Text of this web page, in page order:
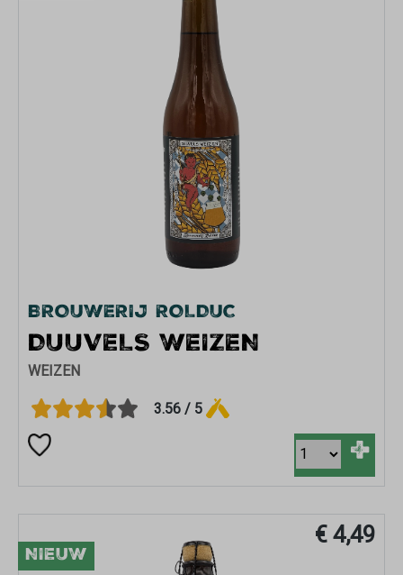
BROUWERIJ ROLDUC
DUUVELS WEIZEN
WEIZEN
3.56 / 5
+
NIEUW
€ 4,49